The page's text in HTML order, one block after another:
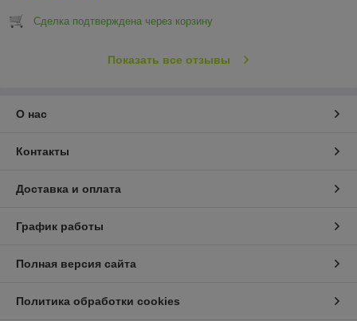
Сделка подтверждена через корзину
Показать все отзывы
О нас
Контакты
Доставка и оплата
График работы
Полная версия сайта
Политика обработки cookies